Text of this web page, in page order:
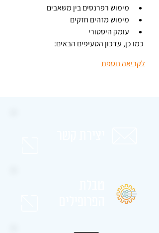
מימוש רפרנסים בין משאבים
מימוש מזהים חזקים
עומק היסטורי
כמו כן, עדכון הסעיפים הבאים:
לקריאה נוספת